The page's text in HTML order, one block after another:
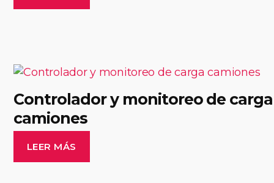
Controlador y monitoreo de carga
camiones
LEER MÁS